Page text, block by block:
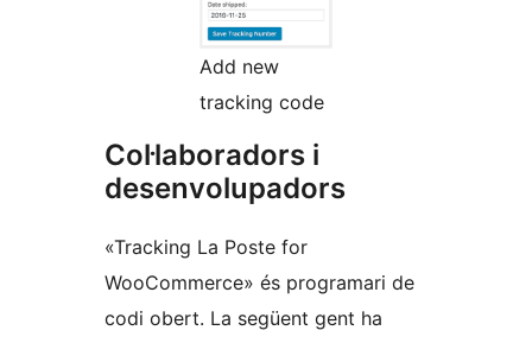
Add new
tracking code
Col·laboradors i
desenvolupadors
«Tracking La Poste for
WooCommerce» és programari de
codi obert. La següent gent ha